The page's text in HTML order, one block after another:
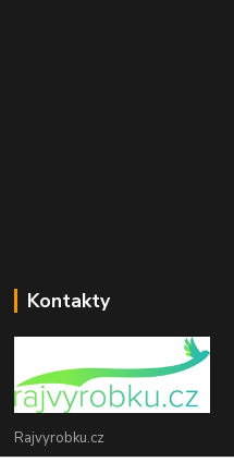
Kontakty
Rajvyrobku.cz